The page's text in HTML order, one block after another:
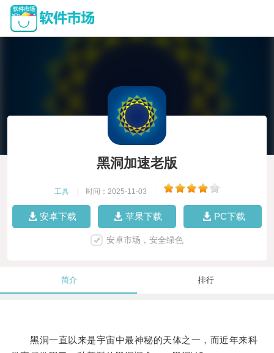
黑洞加速老版
工具 时间：2025-11-03
安卓下载 苹果下载 PC下载
安卓市场，安全绿色
简介 排行
黑洞一直以来是宇宙中最神秘的天体之一，而近年来科